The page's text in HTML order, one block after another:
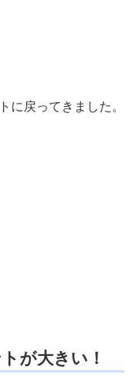
に戻ってきました。
が大きい！